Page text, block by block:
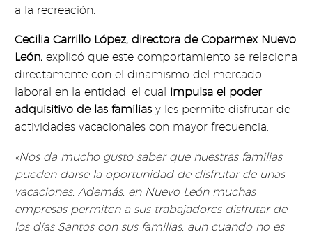
a la recreación.
Cecilia Carrillo López, directora de Coparmex Nuevo
León, explicó que este comportamiento se relaciona
directamente con el dinamismo del mercado
laboral en la entidad, el cual impulsa el poder
adquisitivo de las familias y les permite disfrutar de
actividades vacacionales con mayor frecuencia.
«Nos da mucho gusto saber que nuestras familias
pueden darse la oportunidad de disfrutar de unas
vacaciones. Además, en Nuevo León muchas
empresas permiten a sus trabajadores disfrutar de
los días Santos con sus familias, aun cuando no es